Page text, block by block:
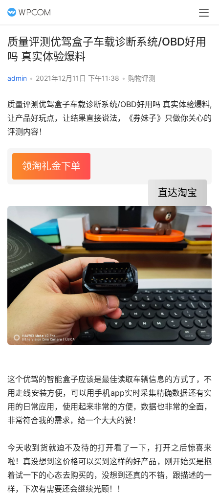
质量评测优驾盒子车载诊断系统/OBD好用
吗 真实体验爆料
admin • 2021年12月11日 下午11:38 • 购物评测
质量评测优驾盒子车载诊断系统/OBD好用吗 真实体验爆料,
让产品好玩点，让结果直接说法，《券妹子》只做你关心的
评测内容！
领淘礼金下单
直达淘宝
这个优驾的智能盒子应该是最佳读取车辆信息的方式了，不
用走线安装方便，可以用手机app实时采集精确数据还有实
用的日常应用，使用起来非常的方便，数据也非常的全面，
非常符合我的需求，给一个大大的赞！
今天收到货就迫不及待的打开看了一下，打开之后惊喜来
啦！真没想到这价格可以买到这样的好产品，刚开始买是抱
着试一下的心态去购买的，没想到还真的不错，跟描述的一
样，下次有需要还会继续光顾！！